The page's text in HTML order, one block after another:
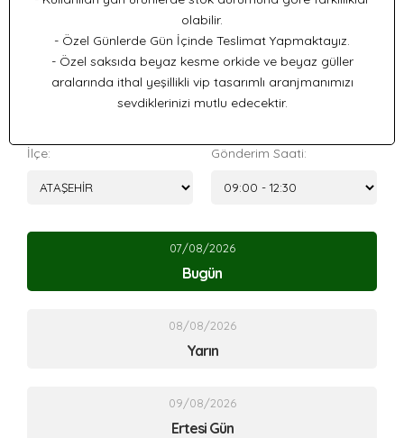
olabilir.
- Özel Günlerde Gün İçinde Teslimat Yapmaktayız.
- Özel saksıda beyaz kesme orkide ve beyaz güller
aralarında ithal yeşillikli vip tasarımlı aranjmanımızı
sevdiklerinizi mutlu edecektir.
İlçe: Gönderim Saati:
07/08/2026
Bugün
08/08/2026
Yarın
09/08/2026
Ertesi Gün